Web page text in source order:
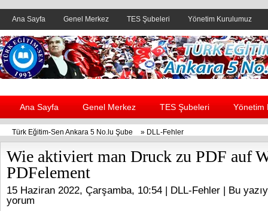
Ana Sayfa Genel Merkez TES Şubeleri Yönetim Kurulumuz
Header yanı reklam alanı
Ana Sayfa Genel Merkez TES Şubeleri Yönetim
Türk Eğitim-Sen Ankara 5 No.lu Şube » DLL-Fehler
Wie aktiviert man Druck zu PDF auf
PDFelement
15 Haziran 2022, Çarşamba, 10:54 | DLL-Fehler | Bu
yorum